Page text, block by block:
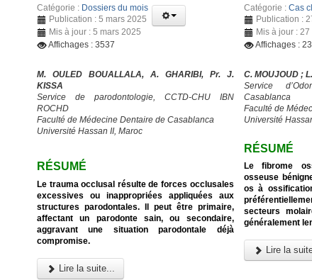
Catégorie : Dossiers du mois
Publication : 5 mars 2025
Mis à jour : 5 mars 2025
Affichages : 3537
M. OULED BOUALLALA, A. GHARIBI, Pr. J.
KISSA
Service de parodontologie, CCTD-CHU IBN
ROCHD
Faculté de Médecine Dentaire de Casablanca
Université Hassan II, Maroc
RÉSUMÉ
Le trauma occlusal résulte de forces occlusales
excessives ou inappropriées appliquées aux
structures parodontales. Il peut être primaire,
affectant un parodonte sain, ou secondaire,
aggravant une situation parodontale déjà
compromise.
Lire la suite...
Catégorie :Cas
Publication :
Mis à jour :
Affichages :
C. MOUJOUD ;
Service
Casablanca
Faculté de
Université
RÉSUMÉ
Le fibrome
osseuse
os à
secteurs
généralement
Lire la